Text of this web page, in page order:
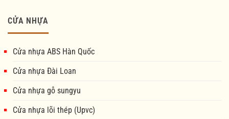
CỬA NHỰA
Cửa nhựa ABS Hàn Quốc
Cửa nhựa Đài Loan
Cửa nhựa gỗ sungyu
Cửa nhựa lõi thép (Upvc)